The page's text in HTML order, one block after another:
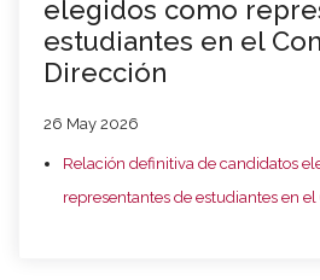
elegidos como
estudiantes en el
Dirección
26 May 2026
Relación definitiva de candidatos
representantes de estudiantes en